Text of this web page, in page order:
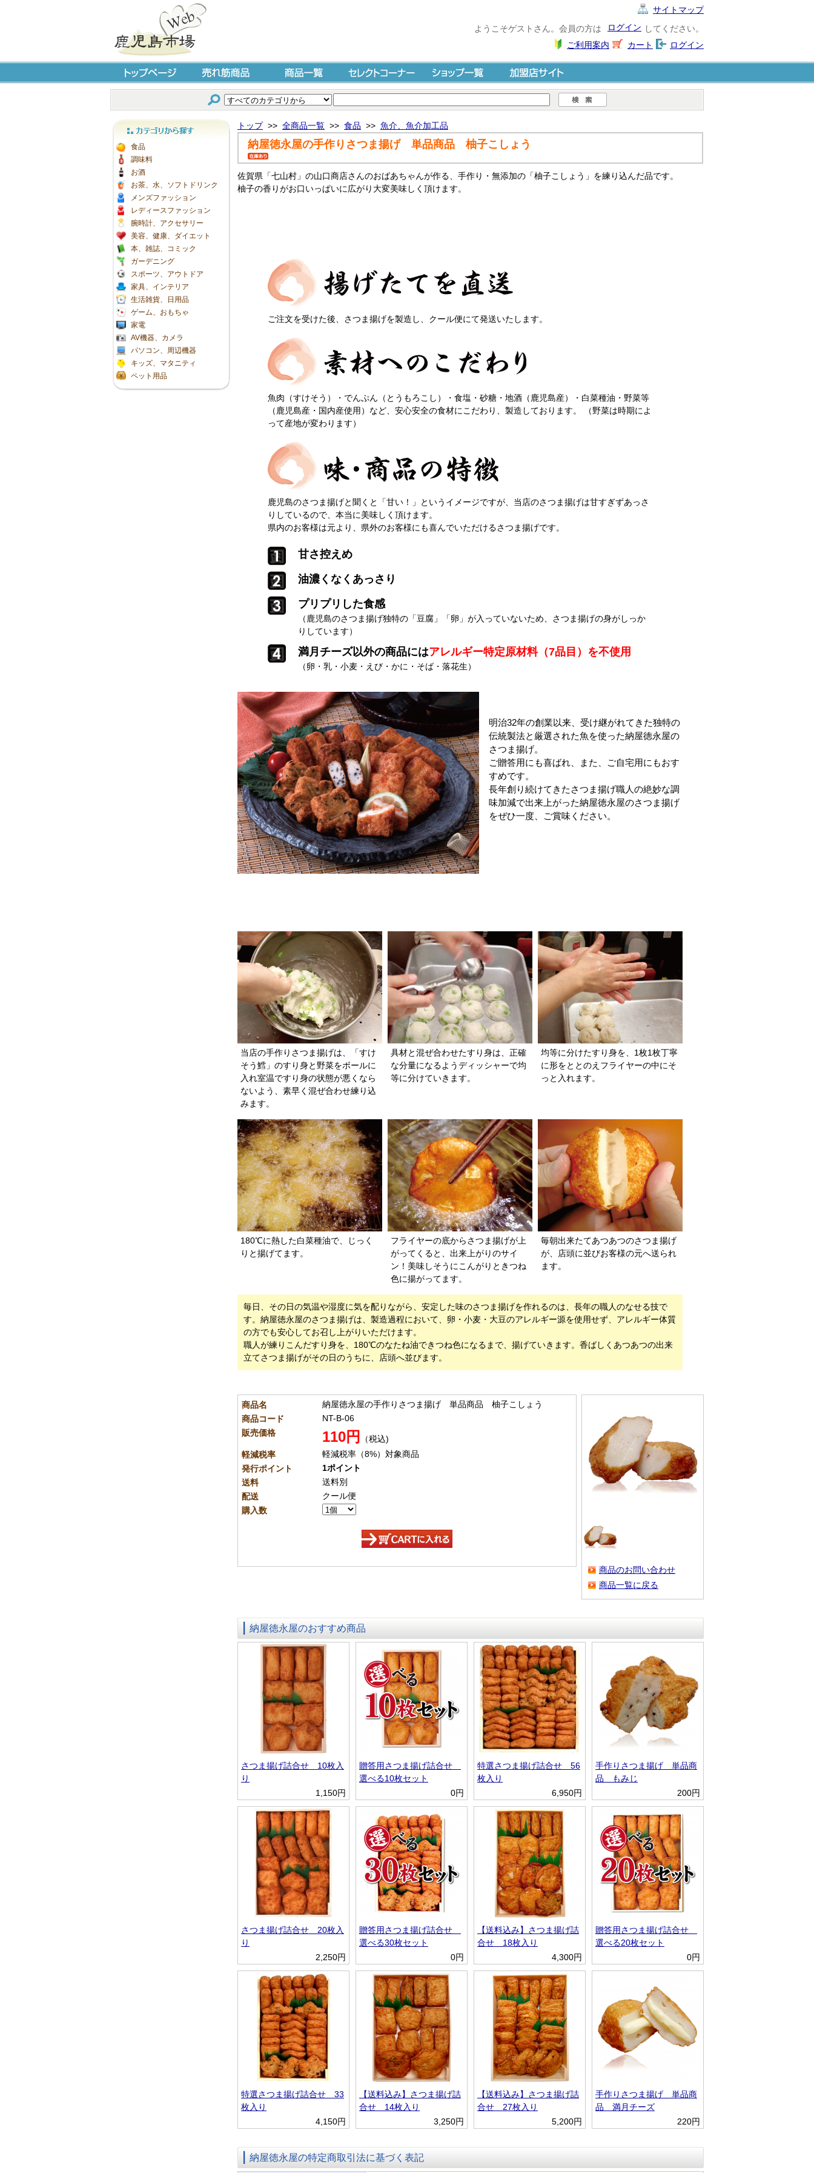
サイトマップ
してください。
ログイン
ようこそゲストさん。会員の方は
ログイン
カート
ご利用案内
トップページ 売れ筋商品 商品一覧 セレクトコーナー ショップ一覧 加盟店サイト
カテゴリから探す
食品
調味料
お酒
お茶、水、ソフトドリンク
メンズファッション
レディースファッション
腕時計、アクセサリー
美容、健康、ダイエット
本、雑誌、コミック
ガーデニング
スポーツ、アウトドア
家具、インテリア
生活雑貨、日用品
ゲーム、おもちゃ
家電
AV機器、カメラ
パソコン、周辺機器
キッズ、マタニティ
ペット用品
トップ>> 全商品一覧 >> 食品 >> 魚介、魚介加工品
納屋徳永屋の手作りさつま揚げ 単品商品 柚子こしょう
佐賀県「七山村」の山口商店さんのおばあちゃんが作る、手作り・無添加の「柚子こしょう」を練り込んだ品です。
柚子の香りがお口いっぱいに広がり大変美味しく頂けます。
ご注文を受けた後、さつま揚げを製造し、クール便にて発送いたします。
魚肉（すけそう）・でんぷん（とうもろこし）・食塩・砂糖・地酒（鹿児島産）・白菜種油・野菜等
（鹿児島産・国内産使用）など、安心安全の食材にこだわり、製造しております。 （野菜は時期によ
って産地が変わります）
鹿児島のさつま揚げと聞くと「甘い！」というイメージですが、当店のさつま揚げは甘すぎずあっさ
りしているので、本当に美味しく頂けます。
県内のお客様は元より、県外のお客様にも喜んでいただけるさつま揚げです。
甘さ控えめ
油濃くなくあっさり
プリプリした食感
（鹿児島のさつま揚げ独特の「豆腐」「卵」が入っていないため、さつま揚げの身がしっか
りしています）
満月チーズ以外の商品にはアレルギー特定原材料（7品目）を不使用
（卵・乳・小麦・えび・かに・そば・落花生）
明治32年の創業以来、受け継がれてきた独特の
伝統製法と厳選された魚を使った納屋徳永屋の
さつま揚げ。
ご贈答用にも喜ばれ、また、ご自宅用にもおす
すめです。
長年創り続けてきたさつま揚げ職人の絶妙な調
味加減で出来上がった納屋徳永屋のさつま揚げ
をぜひ一度、ご賞味ください。
当店の手作りさつま揚げは、「すけ
そう鱈」のすり身と野菜をボールに
入れ室温ですり身の状態が悪くなら
ないよう、素早く混ぜ合わせ練り込
みます。
具材と混ぜ合わせたすり身は、正確
な分量になるようディッシャーで均
等に分けていきます。
均等に分けたすり身を、1枚1枚丁寧
に形をととのえフライヤーの中にそ
っと入れます。
180℃に熱した白菜種油で、じっく
りと揚げてます。
フライヤーの底からさつま揚げが上
がってくると、出来上がりのサイ
ン！美味しそうにこんがりときつね
色に揚がってます。
毎朝出来たてあつあつのさつま揚げ
が、店頭に並びお客様の元へ送られ
ます。
毎日、その日の気温や湿度に気を配りながら、安定した味のさつま揚げを作れるのは、長年の職人のなせる技で
す。納屋徳永屋のさつま揚げは、製造過程において、卵・小麦・大豆のアレルギー源を使用せず、アレルギー体質
の方でも安心してお召し上がりいただけます。
職人が練りこんだすり身を、180℃のなたね油できつね色になるまで、揚げていきます。香ばしくあつあつの出来
立てさつま揚げがその日のうちに、店頭へ並びます。
商品名
納屋徳永屋の手作りさつま揚げ 単品商品 柚子こしょう
商品コード
NT-B-06
販売価格
110円
（税込)
軽減税率
軽減税率（8%）対象商品
発行ポイント
1ポイント
送料
送料別
配送
クール便
購入数
商品のお問い合わせ
商品一覧に戻る
納屋徳永屋のおすすめ商品
さつま揚げ詰合せ 10枚入
り
1,150円
贈答用さつま揚げ詰合せ
選べる10枚セット
0円
特選さつま揚げ詰合せ 56
枚入り
6,950円
手作りさつま揚げ 単品商
品 もみじ
200円
さつま揚げ詰合せ 20枚入
り
2,250円
贈答用さつま揚げ詰合せ
選べる30枚セット
0円
【送料込み】さつま揚げ詰
合せ 18枚入り
4,300円
贈答用さつま揚げ詰合せ
選べる20枚セット
0円
特選さつま揚げ詰合せ 33
枚入り
4,150円
【送料込み】さつま揚げ詰
合せ 14枚入り
3,250円
【送料込み】さつま揚げ詰
合せ 27枚入り
5,200円
手作りさつま揚げ 単品商
品 満月チーズ
220円
納屋徳永屋の特定商取引法に基づく表記